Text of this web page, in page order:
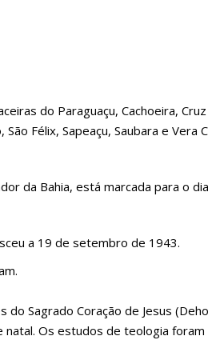
do Paraguaçu, Cachoeira,
Félix, Sapeaçu, Saubara e Vera
da Bahia, está marcada para o dia
a 19 de setembro de 1943.
do Sagrado Coração de Jesus
Os estudos de teologia